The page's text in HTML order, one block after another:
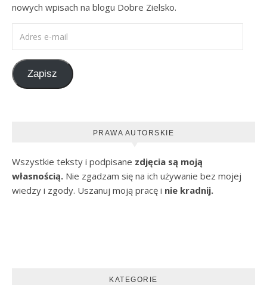
nowych wpisach na blogu Dobre Zielsko.
Zapisz
PRAWA AUTORSKIE
Wszystkie teksty i podpisane zdjęcia są moją
własnością. Nie zgadzam się na ich używanie bez mojej
wiedzy i zgody. Uszanuj moją pracę i nie kradnij.
KATEGORIE